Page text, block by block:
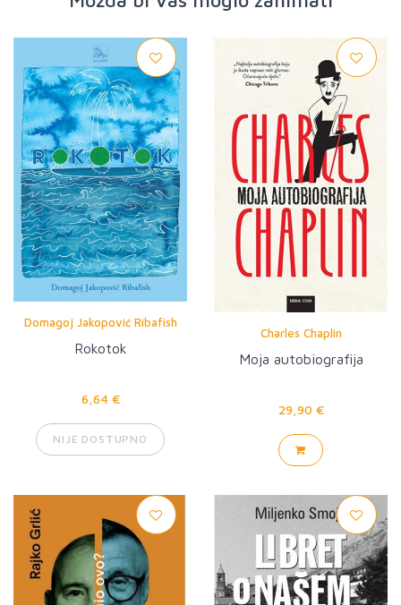
Domagoj Jakopović Ribafish
Rokotok
6,64 €
NIJE DOSTUPNO
Charles Chaplin
Moja autobiografija
29,90 €